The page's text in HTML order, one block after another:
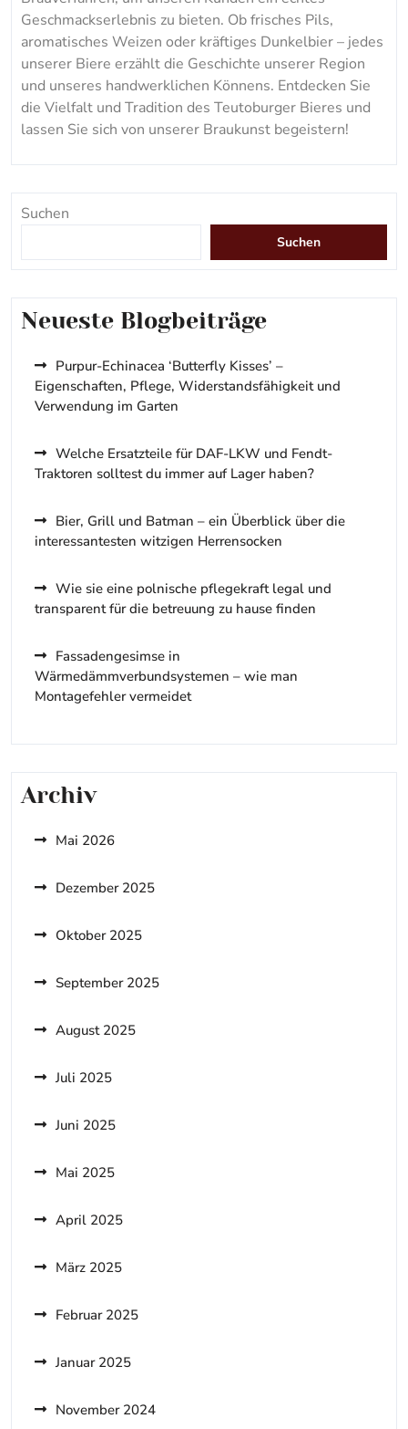
Geschmackserlebnis zu bieten. Ob frisches Pils,
aromatisches Weizen oder kräftiges Dunkelbier – jedes
unserer Biere erzählt die Geschichte unserer Region
und unseres handwerklichen Könnens. Entdecken Sie
die Vielfalt und Tradition des Teutoburger Bieres und
lassen Sie sich von unserer Braukunst begeistern!
Suchen
Suchen
Neueste Blogbeiträge
Purpur-Echinacea ‘Butterfly Kisses’ –
Eigenschaften, Pflege, Widerstandsfähigkeit und
Verwendung im Garten
Welche Ersatzteile für DAF-LKW und Fendt-
Traktoren solltest du immer auf Lager haben?
Bier, Grill und Batman – ein Überblick über die
interessantesten witzigen Herrensocken
Wie sie eine polnische pflegekraft legal und
transparent für die betreuung zu hause finden
Fassadengesimse in
Wärmedämmverbundsystemen – wie man
Montagefehler vermeidet
Archiv
Mai 2026
Dezember 2025
Oktober 2025
September 2025
August 2025
Juli 2025
Juni 2025
Mai 2025
April 2025
März 2025
Februar 2025
Januar 2025
November 2024